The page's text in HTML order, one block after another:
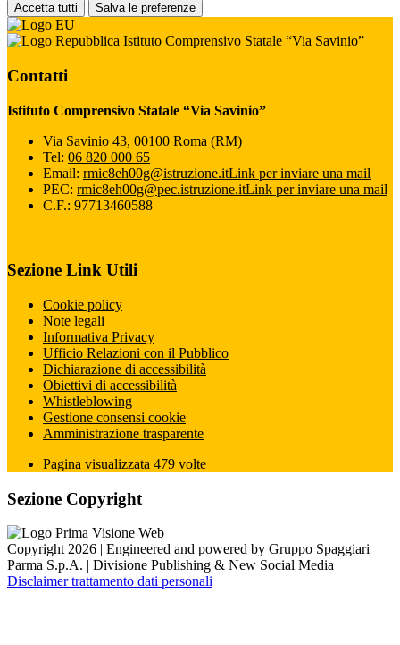
Accetta tutti Salva le preferenze
Istituto Comprensivo Statale “Via Savinio”
Contatti
Istituto Comprensivo Statale “Via Savinio”
Via Savinio 43, 00100 Roma (RM)
Tel: 06 820 000 65
Email: rmic8eh00g@istruzione.itLink per inviare una mail
PEC: rmic8eh00g@pec.istruzione.itLink per inviare una mail
C.F.: 97713460588
Sezione Link Utili
Cookie policy
Note legali
Informativa Privacy
Ufficio Relazioni con il Pubblico
Dichiarazione di accessibilità
Obiettivi di accessibilità
Whistleblowing
Gestione consensi cookie
Amministrazione trasparente
Pagina visualizzata 479 volte
Sezione Copyright
Copyright 2026 | Engineered and powered by Gruppo Spaggiari
Parma S.p.A. | Divisione Publishing & New Social Media
Disclaimer trattamento dati personali